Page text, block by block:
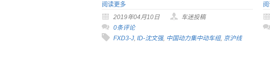
阅读更多
2019年04月10日
车迷投稿
0条评论
FXD3-J ID-沈文强, 中国动力集中动车组, 京沪线